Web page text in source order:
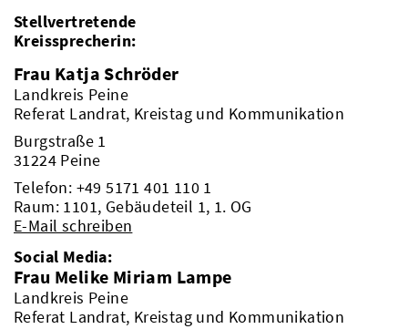
Stellvertretende
Kreissprecherin:
Frau Katja Schröder
Landkreis Peine
Referat Landrat, Kreistag und Kommunikation
Burgstraße 1
31224 Peine
Telefon: +49 5171 401 110 1
Raum: 1101, Gebäudeteil 1, 1. OG
E-Mail schreiben
Social Media:
Frau Melike Miriam Lampe
Landkreis Peine
Referat Landrat, Kreistag und Kommunikation